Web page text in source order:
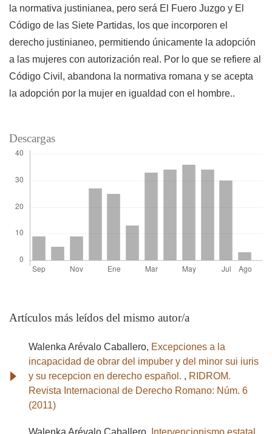
la normativa justinianea, pero será El Fuero Juzgo y El
Código de las Siete Partidas, los que incorporen el
derecho justinianeo, permitiendo únicamente la adopción
a las mujeres con autorización real. Por lo que se refiere al
Código Civil, abandona la normativa romana y se acepta
la adopción por la mujer en igualdad con el hombre..
Descargas
Artículos más leídos del mismo autor/a
Walenka Arévalo Caballero, Excepciones a la
incapacidad de obrar del impuber y del minor sui iuris
y su recepcion en derecho español. , RIDROM.
Revista Internacional de Derecho Romano: Núm. 6
(2011)